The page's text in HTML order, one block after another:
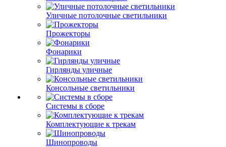
Уличные потолочные светильники
Прожекторы
Фонарики
Гирлянды уличные
Консольные светильники
Системы в сборе
Комплектующие к трекам
Шинопроводы